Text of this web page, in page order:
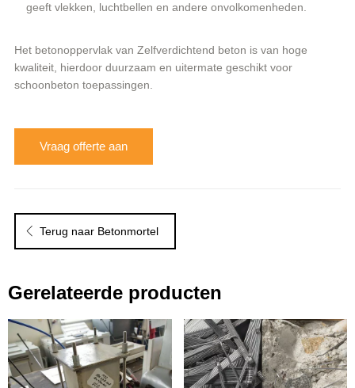
geeft vlekken, luchtbellen en andere onvolkomenheden.
Het betonoppervlak van Zelfverdichtend beton is van hoge
kwaliteit, hierdoor duurzaam en uitermate geschikt voor
schoonbeton toepassingen.
Vraag offerte aan
Terug naar Betonmortel
Gerelateerde producten